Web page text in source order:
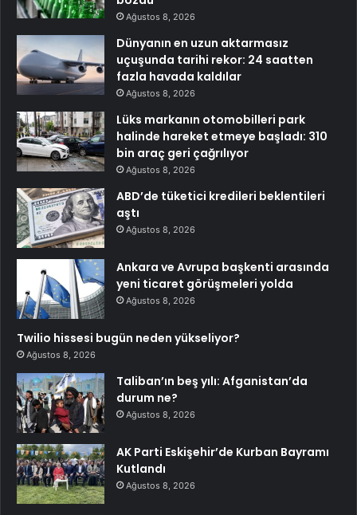
Ağustos 8, 2026
Dünyanın en uzun aktarmasız
uçuşunda tarihi rekor: 24 saatten
fazla havada kaldılar
Ağustos 8, 2026
Lüks markanın otomobilleri park
halinde hareket etmeye başladı: 310
bin araç geri çağrılıyor
Ağustos 8, 2026
ABD’de tüketici kredileri beklentileri
aştı
Ağustos 8, 2026
Ankara ve Avrupa başkenti arasında
yeni ticaret görüşmeleri yolda
Ağustos 8, 2026
Twilio hissesi bugün neden yükseliyor?
Ağustos 8, 2026
Taliban’ın beş yılı: Afganistan’da
durum ne?
Ağustos 8, 2026
AK Parti Eskişehir’de Kurban Bayramı
Kutlandı
Ağustos 8, 2026